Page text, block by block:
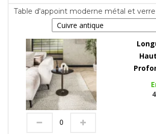
Table d'appoint moderne métal et